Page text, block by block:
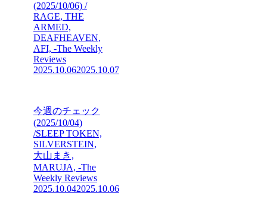
(2025/10/06) /
RAGE, THE
ARMED,
DEAFHEAVEN,
AFI, -The Weekly
Reviews
2025.10.062025.10.07
今週のチェック
(2025/10/04)
/SLEEP TOKEN,
SILVERSTEIN,
大山まき,
MARUJA, -The
Weekly Reviews
2025.10.042025.10.06